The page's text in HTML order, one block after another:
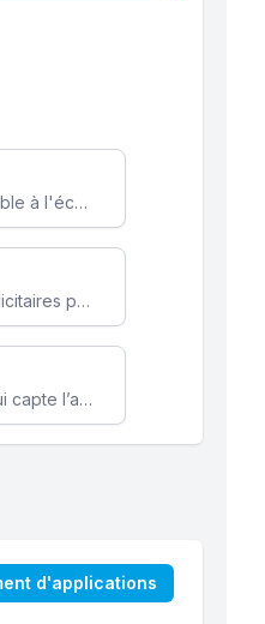
Transformez votre activité avec une boutique en ligne, accessible à l'échelle mondiale 24/7.
Attirez des clients ciblés rapidement avec des campagnes publicitaires payantes optimisées pour vos objectifs.
Renforcez l’identité de votre marque avec un design unique qui capte l’attention et engage vos clients.
d'applications